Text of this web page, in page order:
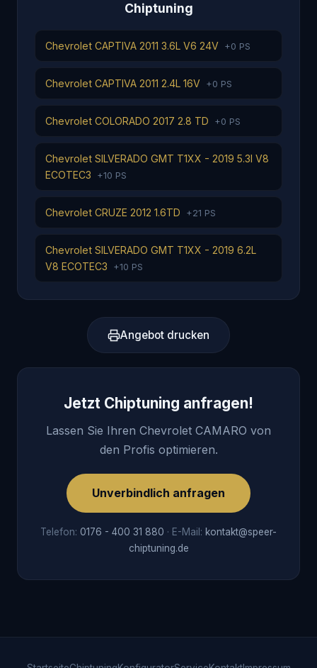
Chiptuning
Chevrolet CAPTIVA 2011 3.6L V6 24V +0 PS
Chevrolet CAPTIVA 2011 2.4L 16V +0 PS
Chevrolet COLORADO 2017 2.8 TD +0 PS
Chevrolet SILVERADO GMT T1XX - 2019 5.3I V8
ECOTEC3
+10 PS
Chevrolet CRUZE 2012 1.6TD +21 PS
Chevrolet SILVERADO GMT T1XX - 2019 6.2L
V8 ECOTEC3
+10 PS
Angebot drucken
Jetzt Chiptuning anfragen!
Lassen Sie Ihren Chevrolet CAMARO von
den Profis optimieren.
Unverbindlich anfragen
Telefon: 0176 - 400 31 880 · E-Mail: kontakt@speer-
chiptuning.de